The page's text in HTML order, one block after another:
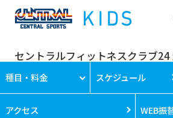
セントラルフィットネスクラブ
種目・料金 スケジュール
アクセス WEB振